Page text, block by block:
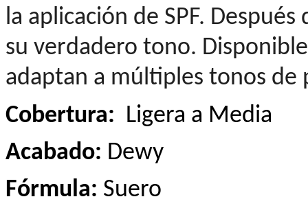
la aplicación de SPF.
su verdadero tono.
adaptan a múltiples tonos de
Cobertura: Ligera a Media
Acabado: Dewy
Fórmula: Suero